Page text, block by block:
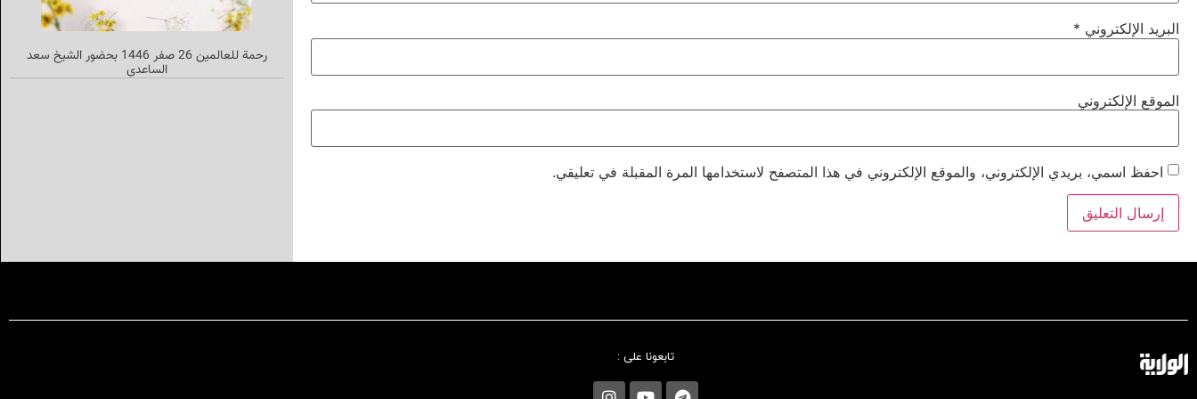
البريد الإلكتروني *
الموقع الإلكتروني
احفظ اسمي، بريدي الإلكتروني، والموقع الإلكتروني في هذا المتصفح لاستخدامها المرة المقبلة في تعليقي.
رحمة للعالمین 26 صفر 1446 بحضور الشیخ سعد
الساعدي
تابعونا علی :